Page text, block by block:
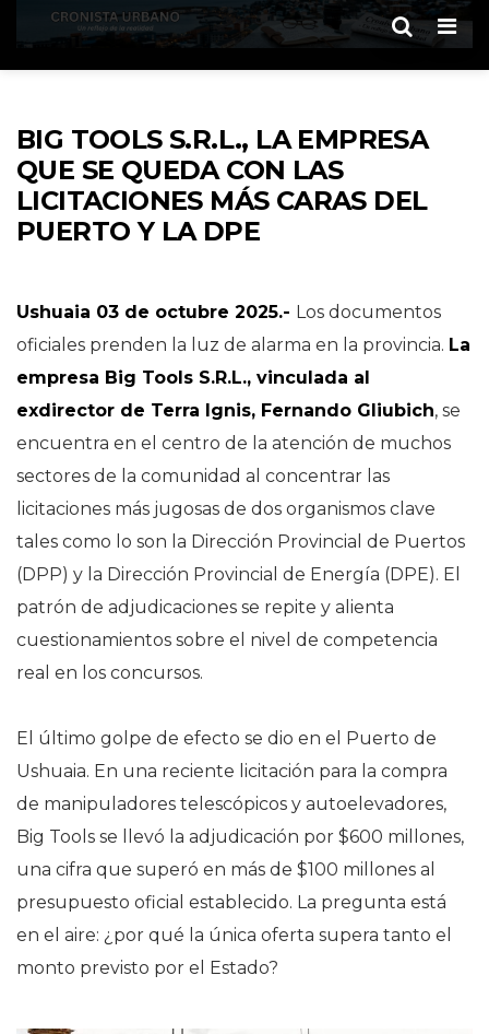
BIG TOOLS S.R.L., LA EMPRESA
QUE SE QUEDA CON LAS
LICITACIONES MÁS CARAS DEL
PUERTO Y LA DPE
Ushuaia 03 de octubre 2025.- Los documentos
oficiales prenden la luz de alarma en la provincia. La
empresa Big Tools S.R.L., vinculada al
exdirector de Terra Ignis, Fernando Gliubich, se
encuentra en el centro de la atención de muchos
sectores de la comunidad al concentrar las
licitaciones más jugosas de dos organismos clave
tales como lo son la Dirección Provincial de Puertos
(DPP) y la Dirección Provincial de Energía (DPE). El
patrón de adjudicaciones se repite y alienta
cuestionamientos sobre el nivel de competencia
real en los concursos.
El último golpe de efecto se dio en el Puerto de
Ushuaia. En una reciente licitación para la compra
de manipuladores telescópicos y autoelevadores,
Big Tools se llevó la adjudicación por $600 millones,
una cifra que superó en más de $100 millones al
presupuesto oficial establecido. La pregunta está
en el aire: ¿por qué la única oferta supera tanto el
monto previsto por el Estado?